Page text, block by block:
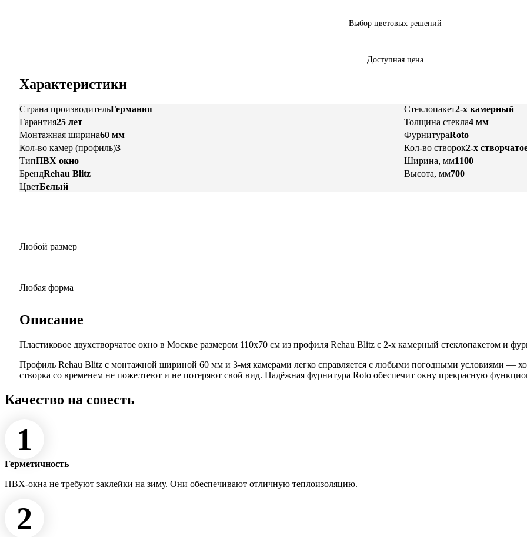
Выбор цветовых решений
Доступная цена
Характеристики
Страна производительГермания
Гарантия25 лет
Монтажная ширина60 мм
Кол-во камер (профиль)3
ТипПВХ окно
БрендRehau Blitz
ЦветБелый
Стеклопакет2-х камерный
Толщина стекла4 мм
ФурнитураRoto
Кол-во створок2-х
Ширина, мм1100
Высота, мм700
Любой размер
Любая форма
Описание
Пластиковое двухстворчатое окно в Москве размером 110x70 см из профиля Rehau Blitz с 2-х камерный стеклопакетом и
Профиль Rehau Blitz с монтажной шириной 60 мм и 3-мя камерами легко справляется с любыми погодными условиями —
створка со временем не пожелтеют и не потеряют свой вид. Надёжная фурнитура Roto обеспечит окну прекрасную
Качество на совесть
1
Герметичность
ПВХ-окна не требуют заклейки на зиму. Они обеспечивают отличную теплоизоляцию.
2